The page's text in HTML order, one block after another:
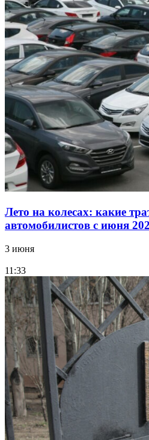
Лето на колесах: какие
автомобилистов с июня
3 июня
11:33